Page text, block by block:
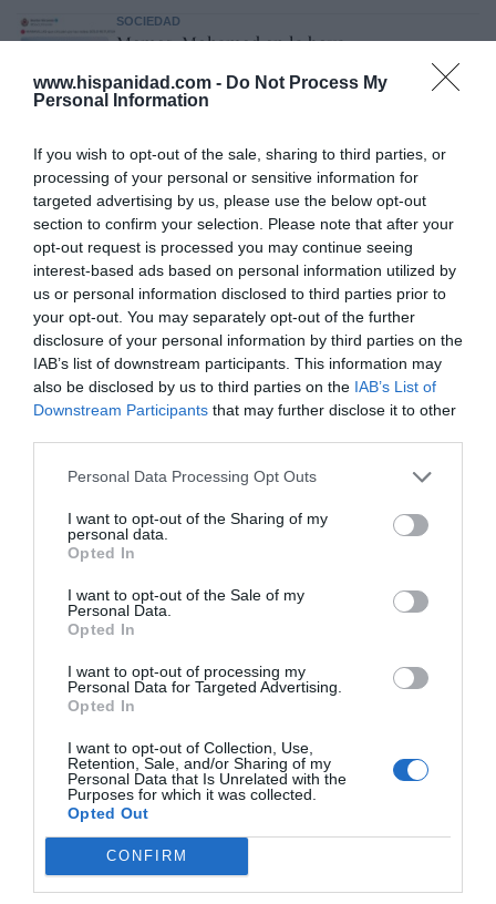
www.hispanidad.com - Do Not Process My
Personal Information
If you wish to opt-out of the sale, sharing to third parties, or
processing of your personal or sensitive information for
targeted advertising by us, please use the below opt-out
section to confirm your selection. Please note that after your
opt-out request is processed you may continue seeing
interest-based ads based on personal information utilized by
us or personal information disclosed to third parties prior to
your opt-out. You may separately opt-out of the further
disclosure of your personal information by third parties on the
IAB’s list of downstream participants. This information may
also be disclosed by us to third parties on the IAB’s List of
Downstream Participants that may further disclose it to other
Personal Data Processing Opt Outs
I want to opt-out of the Sharing of my
personal data.
Opted In
I want to opt-out of the Sale of my
Personal Data.
Opted In
I want to opt-out of processing my
Personal Data for Targeted Advertising.
Opted In
I want to opt-out of Collection, Use,
Retention, Sale, and/or Sharing of my
Personal Data that Is Unrelated with the
Purposes for which it was collected.
Opted Out
CONFIRM
SOCIEDAD
Memes. Mohamed en la boya
INTERNACIONAL
Colombia. La bancada provida impulsa una
reforma para incluir que el derecho a la vida
es inviolable “desde la fecundación”
José Ángel Gutiérrez 08/08/26 06:00
INTERNACIONAL
La bomba de Hiroshima no perseguía a
Occidente, la de Nagasaki sí: era la ciudad
católica del Japón
Eulogio López 08/08/26 06:00
SOCIEDAD
La batalla no es solo “híbrida” ni
Virgen
Gabriel Galdón 08/08/26 06:00
SOCIEDAD
Eslovaquia no admite el gaymonio...
bendecido en otros miembros de la Unión
Europea
Eulogio López
Marcelo Gullo: “El trabajo de desmitificar la
historia, de poner la verdadera, de
desmontar la falsificación, es un trabajo
cristiano"
por Hispanidad
Artículos anteriores